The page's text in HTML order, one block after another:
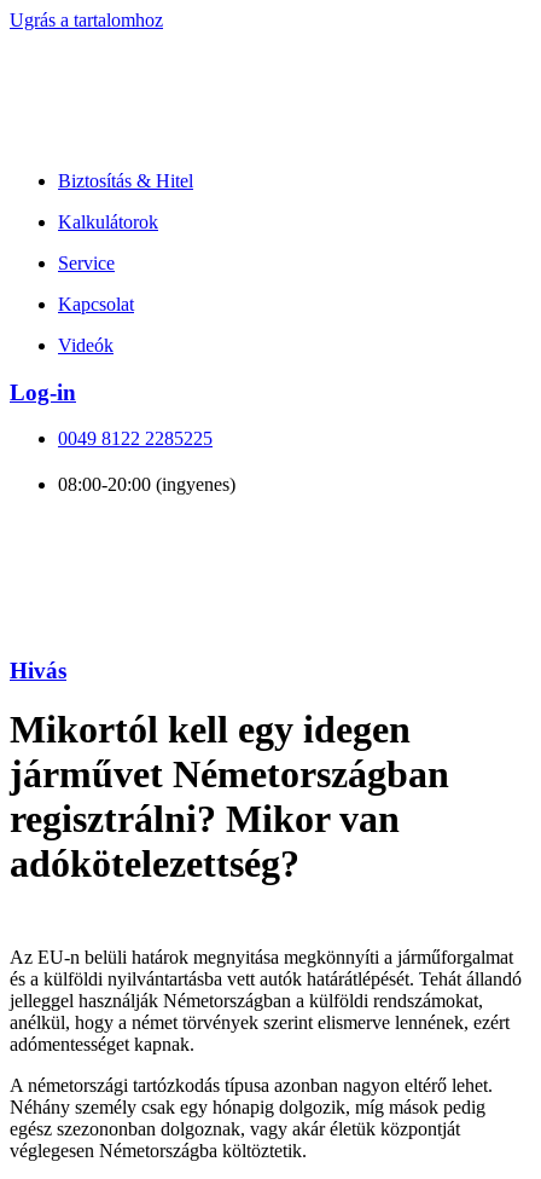
Ugrás a tartalomhoz
Biztosítás & Hitel
Kalkulátorok
Service
Kapcsolat
Videók
Log-in
0049 8122 2285225
08:00-20:00 (ingyenes)
Hivás
Mikortól kell egy idegen
járművet Németországban
regisztrálni? Mikor van
adókötelezettség?
Az EU-n belüli határok megnyitása megkönnyíti a járműforgalmat
és a külföldi nyilvántartásba vett autók határátlépését. Tehát állandó
jelleggel használják Németországban a külföldi rendszámokat,
anélkül, hogy a német törvények szerint elismerve lennének, ezért
adómentességet kapnak.
A németországi tartózkodás típusa azonban nagyon eltérő lehet.
Néhány személy csak egy hónapig dolgozik, míg mások pedig
egész szezononban dolgoznak, vagy akár életük központját
véglegesen Németországba költöztetik.